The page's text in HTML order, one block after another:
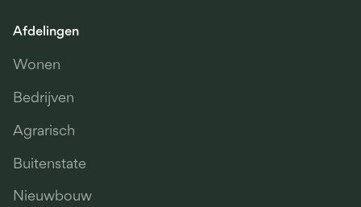
Afdelingen
Wonen
Bedrijven
Agrarisch
Buitenstate
Nieuwbouw